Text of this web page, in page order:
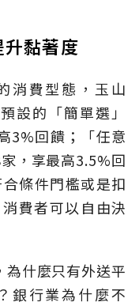
黏著度
消費型態，玉山
設的「簡單選」
3%回饋；「任意
，享最高3.5%回
條件門檻或是扣
費者可以自由決
為什麼只有外送平
銀行業為什麼不